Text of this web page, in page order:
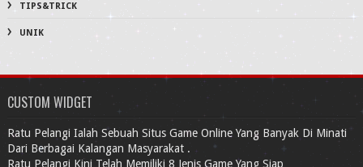
TIPS&TRICK
UNIK
CUSTOM WIDGET
Ratu Pelangi Ialah Sebuah Situs Game Online Yang Banyak Di Minati
Dari Berbagai Kalangan Masyarakat .
Ratu Pelangi Kini Telah Memiliki 8 Jenis Game Yang Siap